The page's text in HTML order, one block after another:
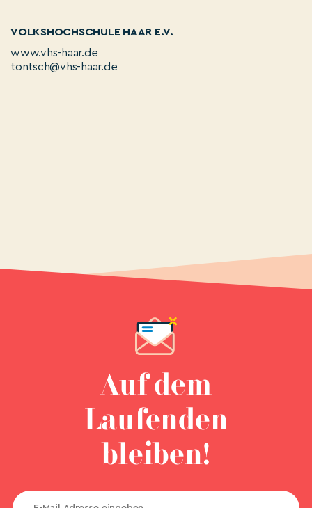
VOLKSHOCHSCHULE HAAR E.V.
www.vhs-haar.de
tontsch@vhs-haar.de
Auf dem
Laufenden
bleiben!